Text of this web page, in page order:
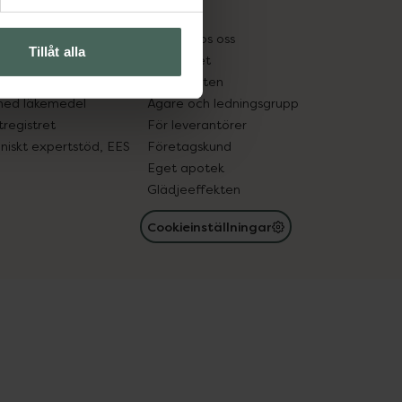
Tillåt alla
in gammal medicin
läkemedel
expertstöd, EES
Pressrum
Jobba hos oss
Hållbarhet
Samarbeten
Ägare och ledningsgrupp
För leverantörer
Företagskund
Eget apotek
Glädjeeffekten
Cookieinställningar